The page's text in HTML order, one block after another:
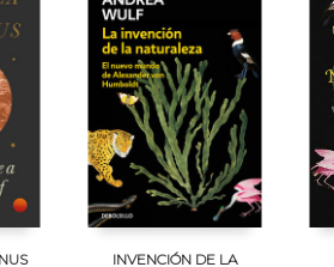
INVENCIÓN DE LA